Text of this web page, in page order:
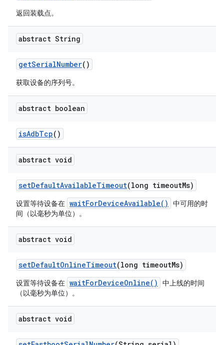
返回装载点。
abstract String
getSerialNumber()
获取设备的序列号。
abstract boolean
isAdbTcp()
abstract void
setDefaultAvailableTimeout(long timeoutMs)
设置等待设备在 waitForDeviceAvailable()
中可用的时
间（以毫秒为单位）。
abstract void
setDefaultOnlineTimeout(long timeoutMs)
设置等待设备在 waitForDeviceOnline()
中上线的时间
（以毫秒为单位）。
abstract void